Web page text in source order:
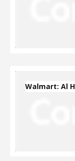
Walmart: Al